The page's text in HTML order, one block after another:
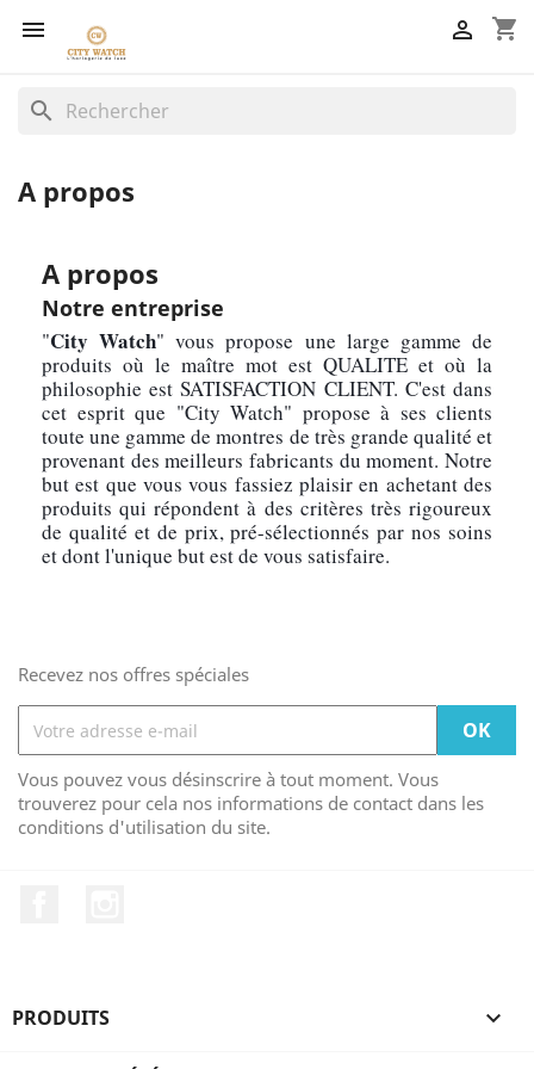
 shopping_cart

search
A propos
A propos
Notre entreprise
"City Watch" vous propose une large gamme de
produits où le maître mot est QUALITE et où la
philosophie est SATISFACTION CLIENT. C'est dans
cet esprit que "City Watch" propose à ses clients
toute une gamme de montres de très grande qualité et
provenant des meilleurs fabricants du moment. Notre
but est que vous vous fassiez plaisir en achetant des
produits qui répondent à des critères très rigoureux
de qualité et de prix, pré-sélectionnés par nos soins
et dont l'unique but est de vous satisfaire.
Recevez nos offres spéciales
Vous pouvez vous désinscrire à tout moment. Vous
trouverez pour cela nos informations de contact dans les
conditions d'utilisation du site.
PRODUITS 